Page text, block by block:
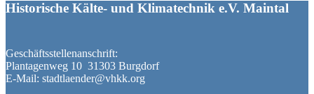
Historische Kälte- und Klimatechnik e.V. Maintal
Geschäftsstellenanschrift:
Plantagenweg 10 31303 Burgdorf
E-Mail: stadtlaender@vhkk.org